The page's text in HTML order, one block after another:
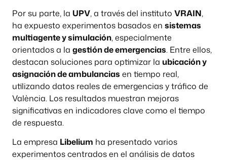
Por su parte, la UPV, a través del instituto VRAIN,
ha expuesto experimentos basados en sistemas
multiagente y simulación, especialmente
orientados a la gestión de emergencias. Entre ellos,
destacan soluciones para optimizar la ubicación y
asignación de ambulancias en tiempo real,
utilizando datos reales de emergencias y tráfico de
València. Los resultados muestran mejoras
significativas en indicadores clave como el tiempo
de respuesta.
La empresa Libelium ha presentado varios
experimentos centrados en el análisis de datos